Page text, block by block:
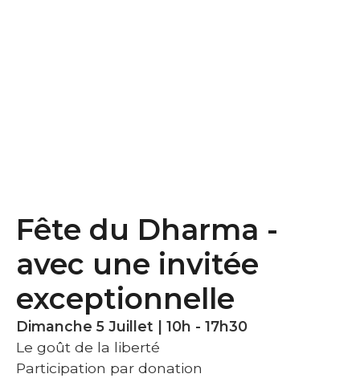
Fête du Dharma -
avec une invitée
exceptionnelle
Dimanche 5 Juillet | 10h - 17h30
Le goût de la liberté
Participation par donation